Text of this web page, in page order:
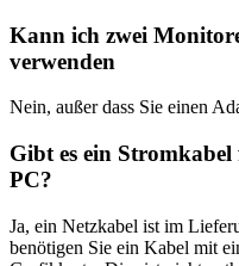
Kann ich zwei
verwenden
Nein, außer dass Sie einen
Gibt es ein
PC?
Ja, ein Netzkabel ist im
benötigen Sie ein Kabel mit